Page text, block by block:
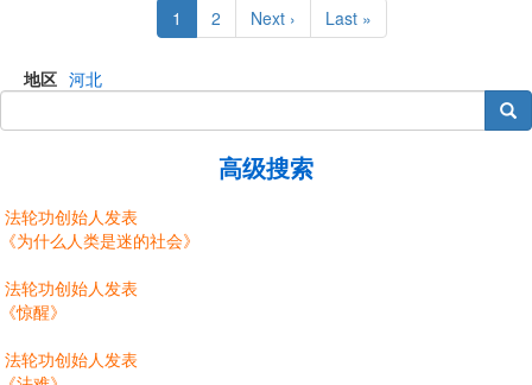
Current
page
1 Page
2
Next
page
Next ›
Last
page
Last »
地区 河北
搜索
高级搜索
法轮功创始人发表
《为什么人类是迷的社会》
法轮功创始人发表
《惊醒》
法轮功创始人发表